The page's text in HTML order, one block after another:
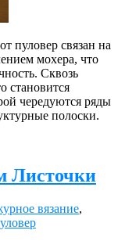
пуловер связан на
мохера, что
Сквозь
становится
чередуются ряды
полоски.
Листочки
вязание,